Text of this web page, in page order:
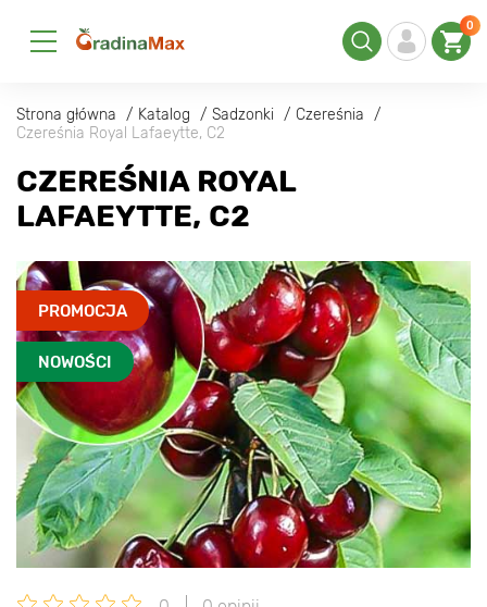
0
Strona główna Katalog Sadzonki
Czereśnia
Czereśnia Royal Lafaeytte, C2
CZEREŚNIA ROYAL
LAFAEYTTE, C2
PROMOCJA
NOWOŚCI